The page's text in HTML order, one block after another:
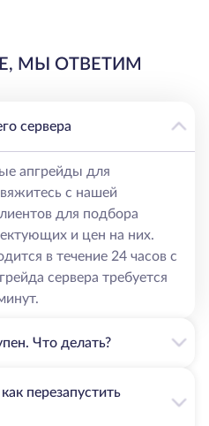
МЫ ОТВЕТИМ
сервера
апгрейды для
с нашей
для подбора
и цен на них.
в течение 24 часов с
сервера требуется
Что делать?
перезапустить